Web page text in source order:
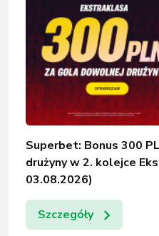
Superbet: Bonus 300
drużyny w 2. kolejce
03.08.2026)
Szczegóły